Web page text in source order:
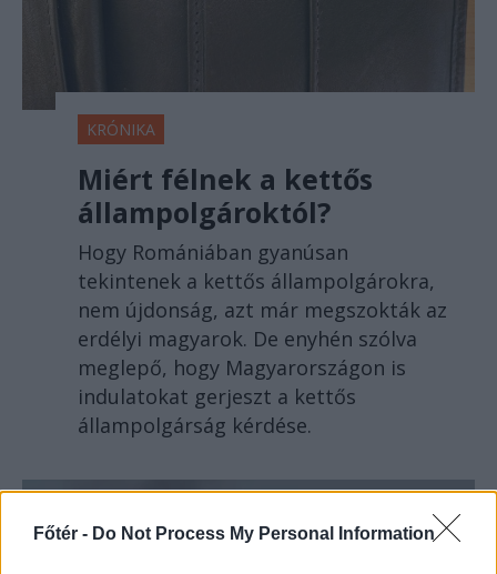
Főtér - Do Not Process My Personal Information
KRÓNIKA
Miért félnek a kettős
állampolgároktól?
Hogy Romániában gyanúsan
tekintenek a kettős állampolgárokra,
nem újdonság, azt már megszokták az
erdélyi magyarok. De enyhén szólva
meglepő, hogy Magyarországon is
indulatokat gerjeszt a kettős
állampolgárság kérdése.